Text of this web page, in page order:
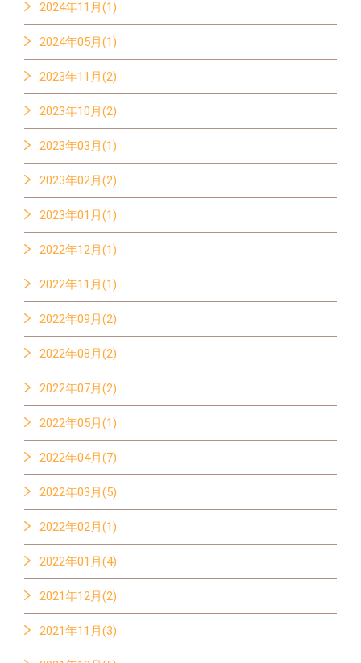
2024年11月(1)
2024年05月(1)
2023年11月(2)
2023年10月(2)
2023年03月(1)
2023年02月(2)
2023年01月(1)
2022年12月(1)
2022年11月(1)
2022年09月(2)
2022年08月(2)
2022年07月(2)
2022年05月(1)
2022年04月(7)
2022年03月(5)
2022年02月(1)
2022年01月(4)
2021年12月(2)
2021年11月(3)